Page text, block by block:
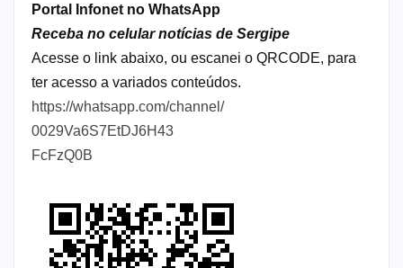
Portal Infonet no WhatsApp
Receba no celular notícias de Sergipe
Acesse o link abaixo, ou escanei o QRCODE, para
ter acesso a variados conteúdos.
https://whatsapp.com/channel/
0029Va6S7EtDJ6H43
FcFzQ0B